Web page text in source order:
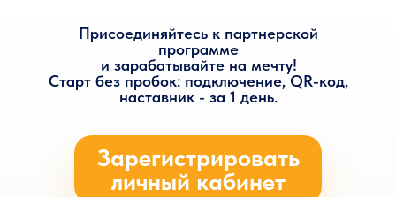
Присоединяйтесь к партнерской
программе
и зарабатывайте на мечту!
Старт без пробок: подключение, QR-код,
наставник - за 1 день.
Зарегистрировать
личный кабинет